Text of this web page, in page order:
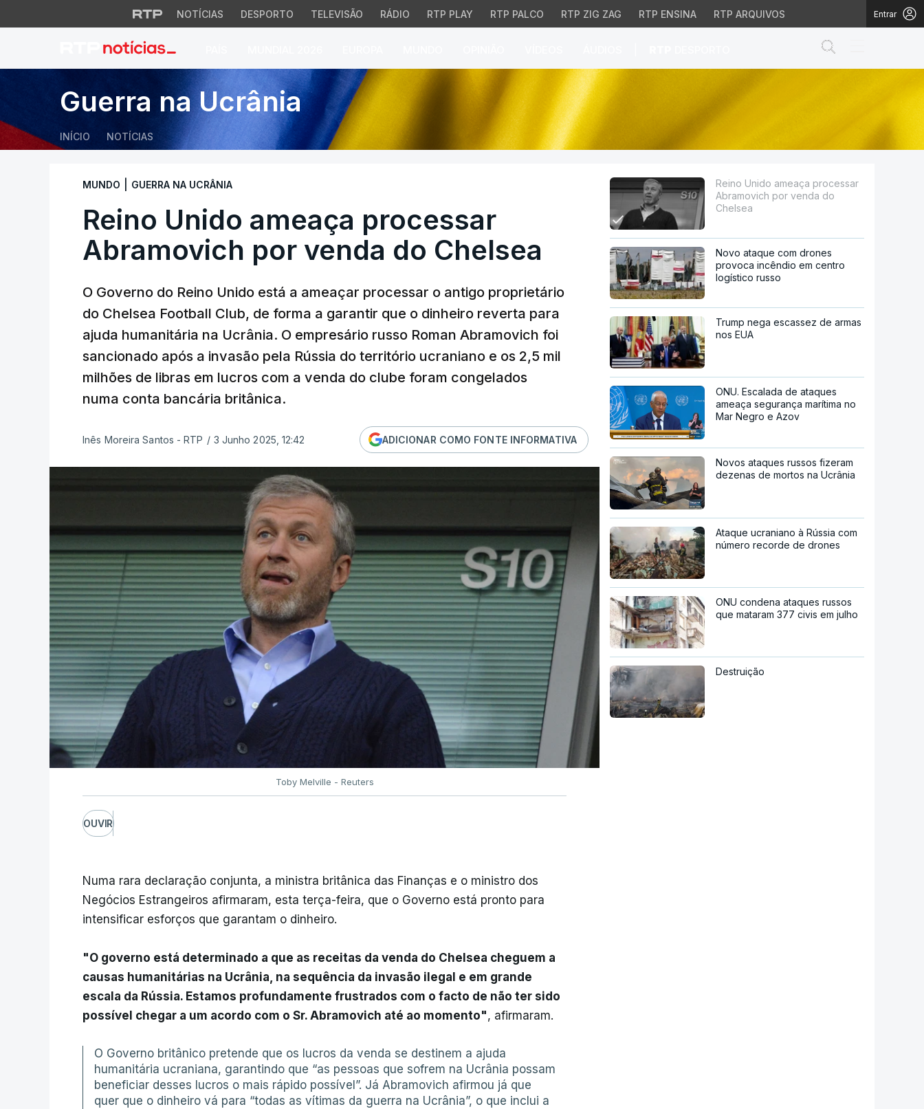
NOTÍCIAS DESPORTO TELEVISÃO RÁDIO RTP PLAY RTP PALCO RTP ZIG ZAG RTP ENSINA RTP ARQUIVOS Entrar
Reino Unido ameaça processar Abramovich por venda do
Guerra na Ucrânia
INÍCIO NOTÍCIAS
MUNDO GUERRA NA UCRÂNIA
Reino Unido ameaça processar
Abramovich por venda do Chelsea
O Governo do Reino Unido está a ameaçar processar o antigo proprietário
do Chelsea Football Club, de forma a garantir que o dinheiro reverta para
ajuda humanitária na Ucrânia. O empresário russo Roman Abramovich foi
sancionado após a invasão pela Rússia do território ucraniano e os 2,5 mil
milhões de libras em lucros com a venda do clube foram congelados
numa conta bancária britânica.
Inês Moreira Santos - RTP / 3 Junho 2025, 12:42 ADICIONAR COMO FONTE INFORMATIVA
Toby Melville - Reuters
OUVIR
Numa rara declaração conjunta, a ministra britânica das Finanças e o ministro dos
Negócios Estrangeiros afirmaram, esta terça-feira, que o Governo está pronto para
intensificar esforços que garantam o dinheiro.
"O governo está determinado a que as receitas da venda do Chelsea cheguem a
causas humanitárias na Ucrânia, na sequência da invasão ilegal e em grande
escala da Rússia. Estamos profundamente frustrados com o facto de não ter sido
possível chegar a um acordo com o Sr. Abramovich até ao momento", afirmaram.
O Governo britânico pretende que os lucros da venda se destinem a ajuda
humanitária ucraniana, garantindo que “as pessoas que sofrem na Ucrânia possam
beneficiar desses lucros o mais rápido possível”. Já Abramovich afirmou já que
quer que o dinheiro vá para “todas as vítimas da guerra na Ucrânia”, o que inclui a
Reino Unido ameaça processar
Abramovich por venda do
Chelsea
Novo ataque com drones
provoca incêndio em centro
logístico russo
Trump nega escassez de armas
nos EUA
ONU. Escalada de ataques
ameaça segurança marítima no
Mar Negro e Azov
Novos ataques russos fizeram
dezenas de mortos na Ucrânia
Ataque ucraniano à Rússia com
número recorde de drones
ONU condena ataques russos
que mataram 377 civis em julho
Destruição